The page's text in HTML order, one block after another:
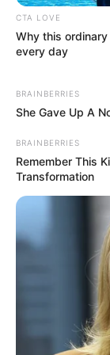
Nome
Mensagem *
DESTAQUES
CTA LOVE
Why this
every day
BRAINBERRIES
She Gave Up A
BRAINBERRIES
Remember This
Transformation